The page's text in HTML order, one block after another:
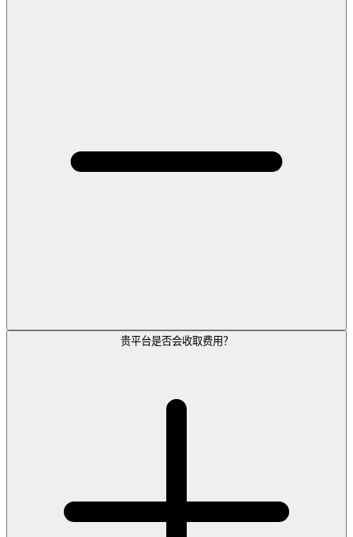
贵平台是否会收取费用？